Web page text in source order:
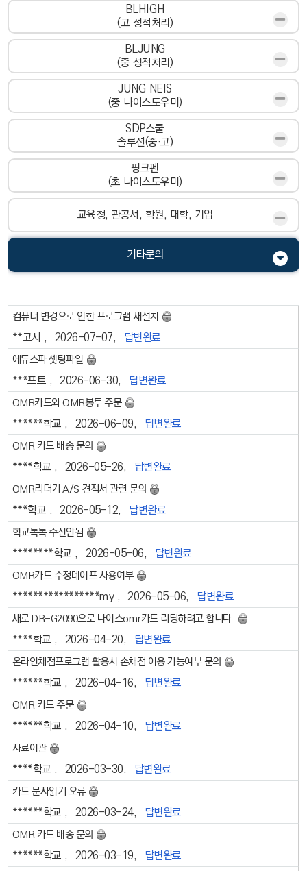
BLHIGH
(고 성적처리)
BLJUNG
(중 성적처리)
JUNG NEIS
(중 나이스도우미)
SDP스쿨
솔루션(중·고)
핑크펜
(초 나이스도우미)
교육청, 관공서, 학원, 대학, 기업
기타문의
컴퓨터 변경으로 인한 프로그램 재설치
**고시 2026-07-07 답변완료
에듀스파 셋팅파일
***프트 2026-06-30 답변완료
OMR카드와 OMR봉투 주문
******학교 2026-06-09 답변완료
OMR 카드 배송 문의
****학교 2026-05-26 답변완료
OMR리더기 A/S 견적서 관련 문의
***학교 2026-05-12 답변완료
학교톡톡 수신안됨
********학교 2026-05-06 답변완료
OMR카드 수정테이프 사용여부
*****************my 2026-05-06 답변완료
새로 DR-G2090으로 나이스omr카드 리딩하려고 합니다.
****학교 2026-04-20 답변완료
온라인채점프로그램 활용시 손채점 이용 가능여부 문의
******학교 2026-04-16 답변완료
OMR 카드 주문
******학교 2026-04-10 답변완료
자료이관
****학교 2026-03-30 답변완료
카드 문자읽기 오류
******학교 2026-03-24 답변완료
OMR 카드 배송 문의
******학교 2026-03-19 답변완료